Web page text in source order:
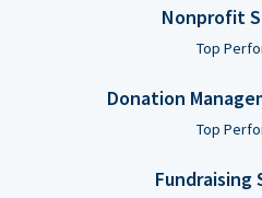
Nonprofit
Top
Donation
Top
Fundraising